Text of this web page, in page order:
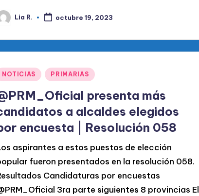
Lia R. octubre 19, 2023
NOTICIAS PRIMARIAS
presenta más
a alcaldes elegidos
encuesta | Resolución 058
aspirantes a estos puestos de elección
fueron presentados en la resolución 058.
Candidaturas por encuestas
3ra parte siguientes 8 provincias El